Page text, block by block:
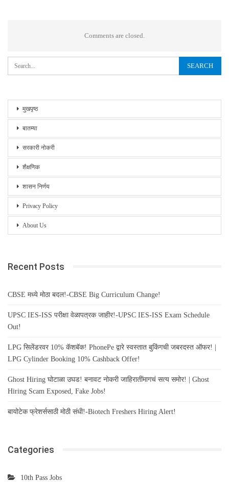
Comments are closed.
मुखपृष्ठ
बातम्या
सरकारी नोकरी
शैक्षणिक
शासन निर्णय
Privacy Policy
About Us
Recent Posts
CBSE मध्ये मोठा बदल!-CBSE Big Curriculum Change!
UPSC IES-ISS परीक्षा वेळापत्रक जाहीर!-UPSC IES-ISS Exam Schedule
Out!
LPG सिलेंडरवर 10% कॅशबॅक! PhonePe द्वारे स्वस्तात बुकिंगची जबरदस्त ऑफर! |
LPG Cylinder Booking 10% Cashback Offer!
Ghost Hiring घोटाळा उघड! बनावट नोकरी जाहिरातींमागचं सत्य समोर! | Ghost
Hiring Scam Exposed, Fake Jobs!
बायोटेक फ्रेशर्ससाठी मोठी संधी!-Biotech Freshers Hiring Alert!
Categories
10th Pass Jobs